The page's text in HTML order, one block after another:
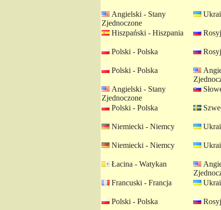
Angielski - Stany
Zjednoczone
Hiszpański - Hiszpania
Polski - Polska
Polski - Polska
Angielski - Stany
Zjednoczone
Polski - Polska
Niemiecki - Niemcy
Niemiecki - Niemcy
Łacina - Watykan
Francuski - Francja
Polski - Polska